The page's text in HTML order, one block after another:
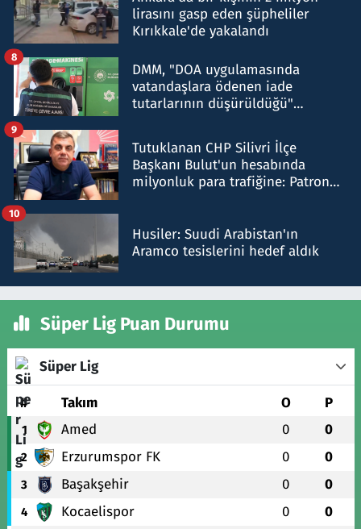
lirasını gasp eden şüpheliler
Kırıkkale'de yakalandı
DMM, "DOA uygulamasında
vatandaşlara ödenen iade
tutarlarının düşürüldüğü"
8
Tutuklanan CHP Silivri İlçe
Başkanı Bulut'un hesabında
milyonluk para trafiğine: Patron
9
Husiler: Suudi Arabistan'ın
Aramco tesislerini hedef aldık
10
Süper Lig Puan Durumu
Süper Lig
# Takım O P
1 Amed 0 0
2 Erzurumspor FK 0 0
3 Başakşehir 0 0
4 Kocaelispor 0 0